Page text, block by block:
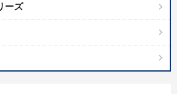
ーズ